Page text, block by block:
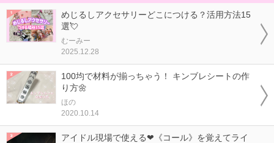
めじるしアクセサリーどこにつける？活用方法15
選💘
むーみー
2025.12.28
100均で材料が揃っちゃう！ キンブレシートの作
り方🌼
ほの
2020.10.14
アイドル現場で使える❤《コール》を覚えてライ